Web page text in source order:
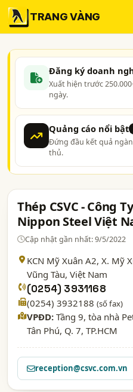
TRANG VÀNG
Đăng ký doanh
Xuất hiện trước
ngày.
Quảng cáo nổi bật
Đứng đầu kết quả
thủ.
Thép CSVC - Công
Nippon Steel Việt
Cập nhật gần nhất: 9/5/2022
KCN Mỹ Xuân A2, X. Mỹ
Vũng Tàu, Việt Nam
(0254) 3931168
(0254) 3932188 (số fax)
VPĐD: Tầng 9, tòa nhà
Tân Phú, Q. 7, TP.HCM
reception@csvc.com.vn